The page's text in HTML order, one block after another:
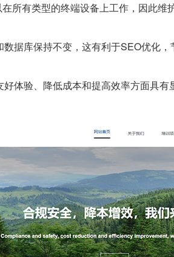
所有类型的终端设备上工作，因此维
据库保持不变，这有利于SEO优化
体验、降低成本和提高效率方面具